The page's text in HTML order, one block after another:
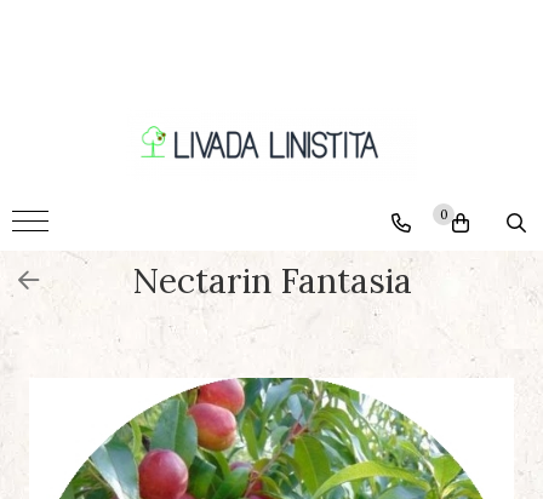
Nectarini
Pruni
0
Nectarin Fantasia